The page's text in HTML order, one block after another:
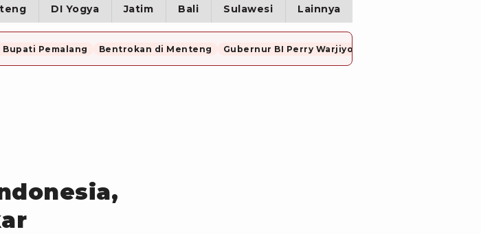
DI Yogya Jatim Bali Sulawesi Lainnya
Bupati Pemalang Bentrokan di Menteng Gubernur BI Perry Warjiyo Mundur